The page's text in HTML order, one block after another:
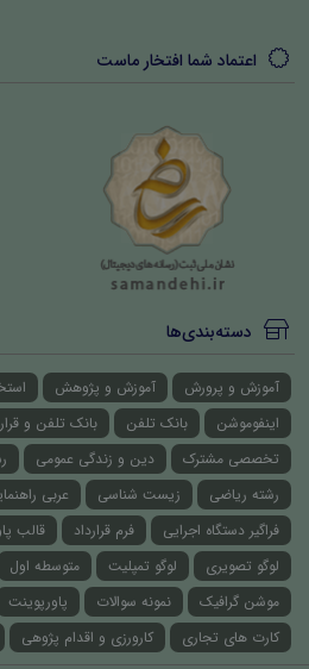
اعتماد شما افتخار ماست
دسته‌بندی‌ها
آموزش و پرورش آموزش و پژوهش
اینفوموشن
بانک تلفن بانک تلفن و
تخصصی مشترک
دین و زندگی عمومی
رشته ریاضی
زیست شناسی عربی
فراگیر دستگاه اجرایی
فرم قرارداد قالب
لوگو تصویری
لوگو تمپلیت متوسطه اول
موشن گرافیک
نمونه سوالات پاورپوینت
کارت های تجاری
کارورزی و اقدام پژوهی